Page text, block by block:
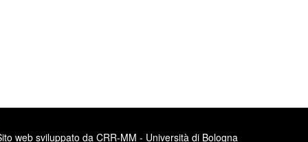
web sviluppato da CRR-MM - Università di Bologna